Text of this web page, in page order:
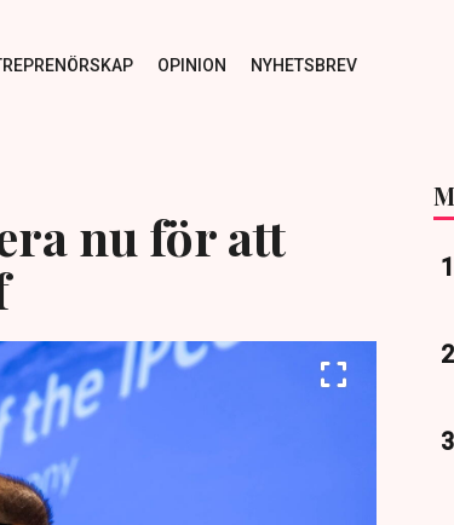
OPINION NYHETSBREV
nu för att